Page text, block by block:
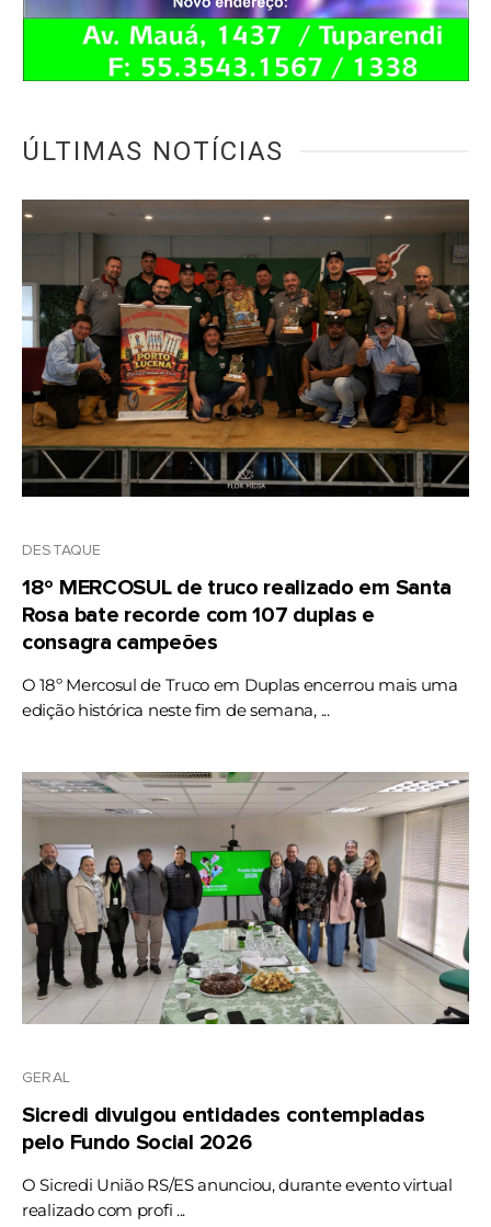
ÚLTIMAS NOTÍCIAS
DESTAQUE
18º MERCOSUL de truco realizado em Santa
Rosa bate recorde com 107 duplas e
consagra campeões
O 18º Mercosul de Truco em Duplas encerrou mais uma
edição histórica neste fim de semana, ...
GERAL
Sicredi divulgou entidades contempladas
pelo Fundo Social 2026
O Sicredi União RS/ES anunciou, durante evento virtual
realizado com profi ...